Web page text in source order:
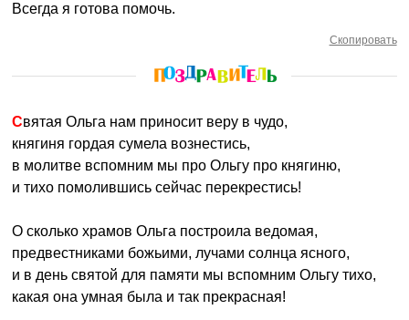
Всегда я готова помочь.
Скопировать
Святая Ольга нам приносит веру в чудо,
княгиня гордая сумела вознестись,
в молитве вспомним мы про Ольгу про княгиню,
и тихо помолившись сейчас перекрестись!
О сколько храмов Ольга построила ведомая,
предвестниками божьими, лучами солнца ясного,
и в день святой для памяти мы вспомним Ольгу тихо,
какая она умная была и так прекрасная!